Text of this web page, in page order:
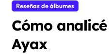
Reseñas de álbumes
Cómo
Ayax